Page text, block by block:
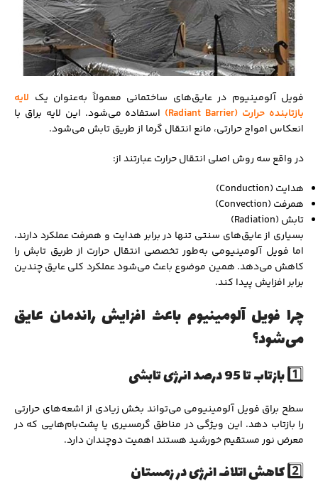
فویل آلومینیوم در عایق‌های ساختمانی معمولاً به‌عنوان یک لایه
بازتابنده حرارت (Radiant Barrier)
استفاده می‌شود. این لایه براق با
انعکاس امواج حرارتی، مانع انتقال گرما از طریق تابش می‌شود.
در واقع سه روش اصلی انتقال حرارت عبارتند از:
هدایت (Conduction)
همرفت (Convection)
تابش (Radiation)
بسیاری از عایق‌های سنتی تنها در برابر هدایت و همرفت عملکرد دارند،
اما فویل آلومینیومی به‌طور تخصصی انتقال حرارت از طریق تابش را
کاهش می‌دهد. همین موضوع باعث می‌شود عملکرد کلی عایق چندین
برابر افزایش پیدا کند.
چرا فویل آلومینیوم باعث افزایش راندمان عایق
می‌شود؟
1️⃣ بازتاب تا 95 درصد انرژی تابشی
سطح براق فویل آلومینیومی می‌تواند بخش زیادی از اشعه‌های حرارتی
را بازتاب دهد. این ویژگی در مناطق گرمسیری یا پشت‌بام‌هایی که در
معرض نور مستقیم خورشید هستند اهمیت دوچندان دارد.
2️⃣ کاهش اتلاف انرژی در زمستان